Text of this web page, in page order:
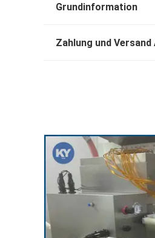
Grundinformation
Zahlung und Versand